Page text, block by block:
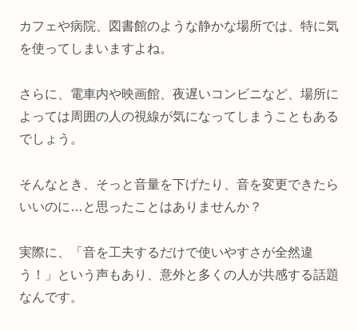
カフェや病院、図書館のような静かな場所では、特に気
を使ってしまいますよね。
さらに、電車内や映画館、夜遅いコンビニなど、場所に
よっては周囲の人の視線が気になってしまうこともある
でしょう。
そんなとき、そっと音量を下げたり、音を変更できたら
いいのに…と思ったことはありませんか？
実際に、「音を工夫するだけで使いやすさが全然違
う！」という声もあり、意外と多くの人が共感する話題
なんです。